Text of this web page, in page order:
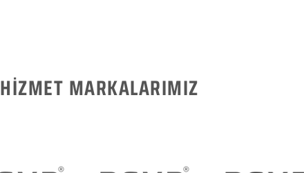
HİZMET MARKALARIMIZ